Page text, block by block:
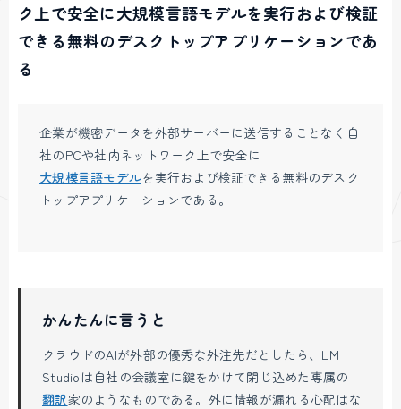
ク上で安全に大規模言語モデルを実行および検証
できる無料のデスクトップアプリケーションであ
る
企業が機密データを外部サーバーに送信することなく自
社のPCや社内ネットワーク上で安全に
大規模言語モデルを実行および検証できる無料のデスク
トップアプリケーションである。
かんたんに言うと
クラウドのAIが外部の優秀な外注先だとしたら、LM
Studioは自社の会議室に鍵をかけて閉じ込めた専属の
翻訳家のようなものである。外に情報が漏れる心配はな